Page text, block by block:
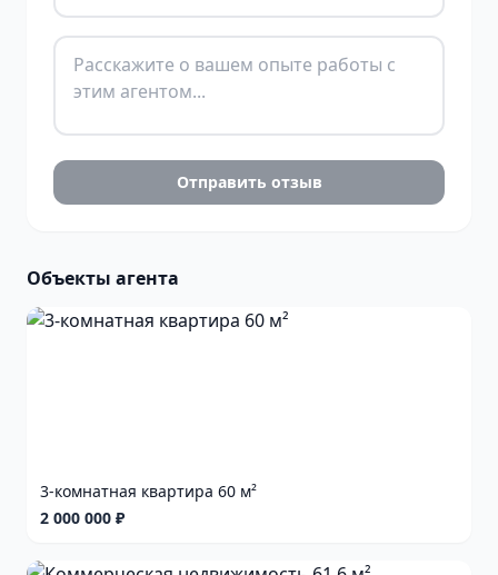
Отправить отзыв
Объекты агента
3-комнатная квартира 60 м²
2 000 000 ₽